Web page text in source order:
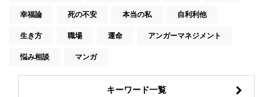
幸福論 死の不安 本当の私 自利利他
生き方 職場 運命 アンガーマネジメント
悩み相談 マンガ
キーワード一覧